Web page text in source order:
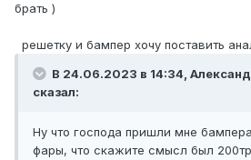
брать )
решетку и бампер хочу поставить
В 24.06.2023 в 14:34,
сказал:
Ну что господа пришли мне
фары, что скажите смысл был 200тр